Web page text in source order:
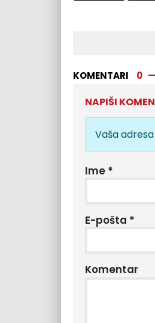
KOMENTARI 0
NAPIŠI
Vaša
Ime *
E-pošta *
Komentar